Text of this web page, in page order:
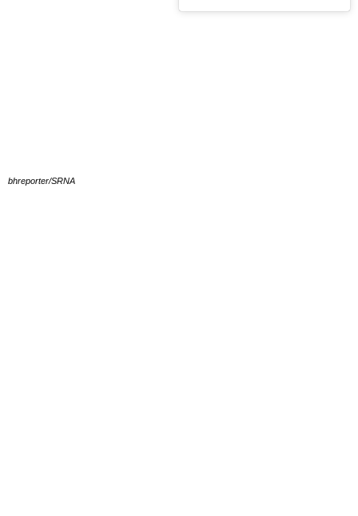
bhreporter/SRNA